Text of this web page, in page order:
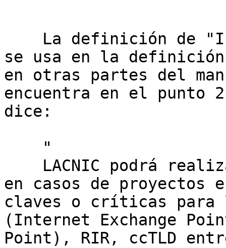
se usa en la
en otras partes del
encuentra en el punto
dice:
en casos de proyectos
claves o críticas para
(Internet Exchange
Point), RIR, ccTLD